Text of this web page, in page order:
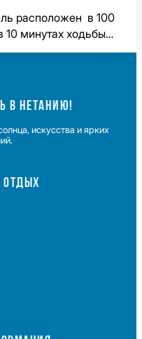
расположен в 100
10 минутах ходьбы…
В НЕТАНИЮ!
искусства и ярких
ОТДЫХ